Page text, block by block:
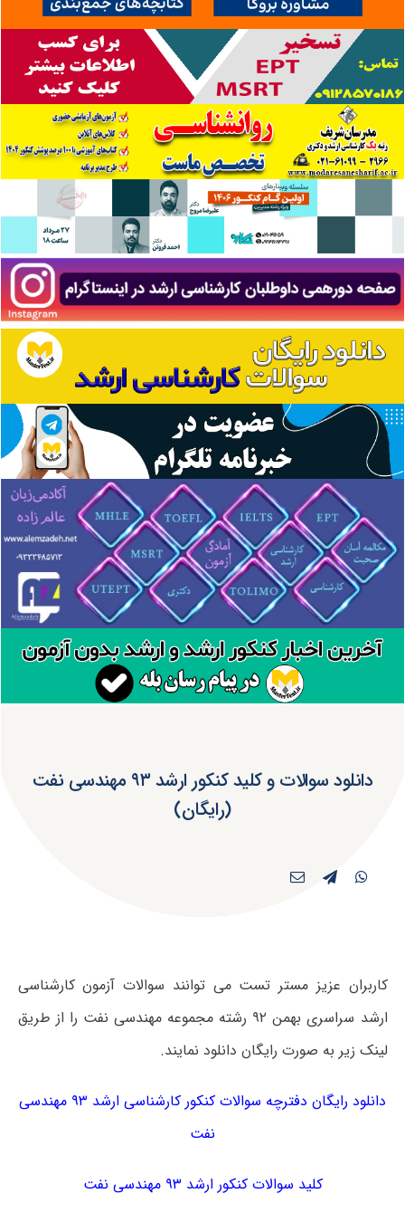
دانلود سوالات و کلید کنکور ارشد ۹۳ مهندسی نفت
(رایگان)
کاربران عزیز مستر تست می توانند سوالات آزمون کارشناسی
ارشد سراسری بهمن ۹۲ رشته مجموعه مهندسی نفت را از طریق
لینک زیر به صورت رایگان دانلود نمایند.
دانلود رایگان دفترچه سوالات کنکور کارشناسی ارشد ۹۳ مهندسی
نفت
کلید سوالات کنکور ارشد ۹۳ مهندسی نفت